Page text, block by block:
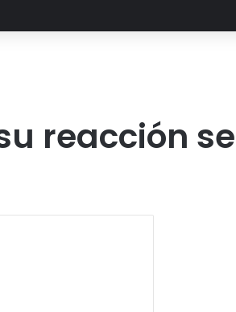
reacción